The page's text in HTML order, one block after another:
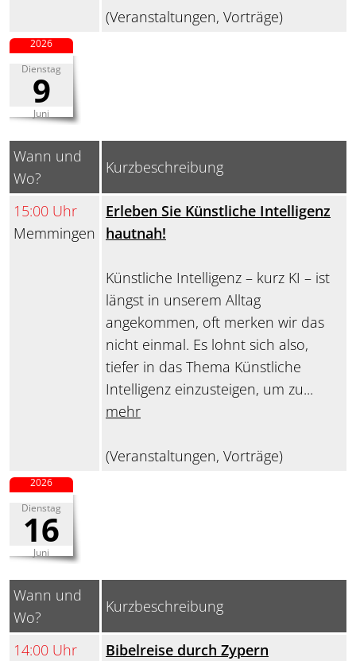
(Veranstaltungen, Vorträge)
Dienstag
9
Juni
2026
Wann und
Wo?
Kurzbeschreibung
15:00 Uhr
Memmingen
Erleben Sie Künstliche Intelligenz
hautnah!
Künstliche Intelligenz – kurz KI – ist
längst in unserem Alltag
angekommen, oft merken wir das
nicht einmal. Es lohnt sich also,
tiefer in das Thema Künstliche
Intelligenz einzusteigen, um zu...
mehr
(Veranstaltungen, Vorträge)
Dienstag
16
Juni
2026
Wann und
Wo?
Kurzbeschreibung
14:00 Uhr
Bibelreise durch Zypern